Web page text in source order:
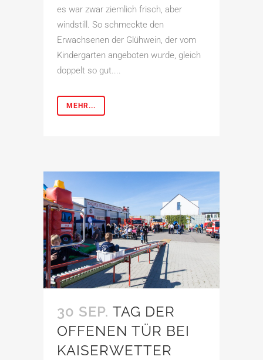
es war zwar ziemlich frisch, aber
windstill. So schmeckte den
Erwachsenen der Glühwein, der vom
Kindergarten angeboten wurde, gleich
doppelt so gut....
MEHR...
30 SEP. TAG DER
OFFENEN TÜR BEI
KAISERWETTER